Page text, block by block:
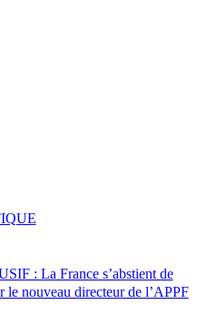
: La France s’abstient de
le nouveau directeur de l’APPF